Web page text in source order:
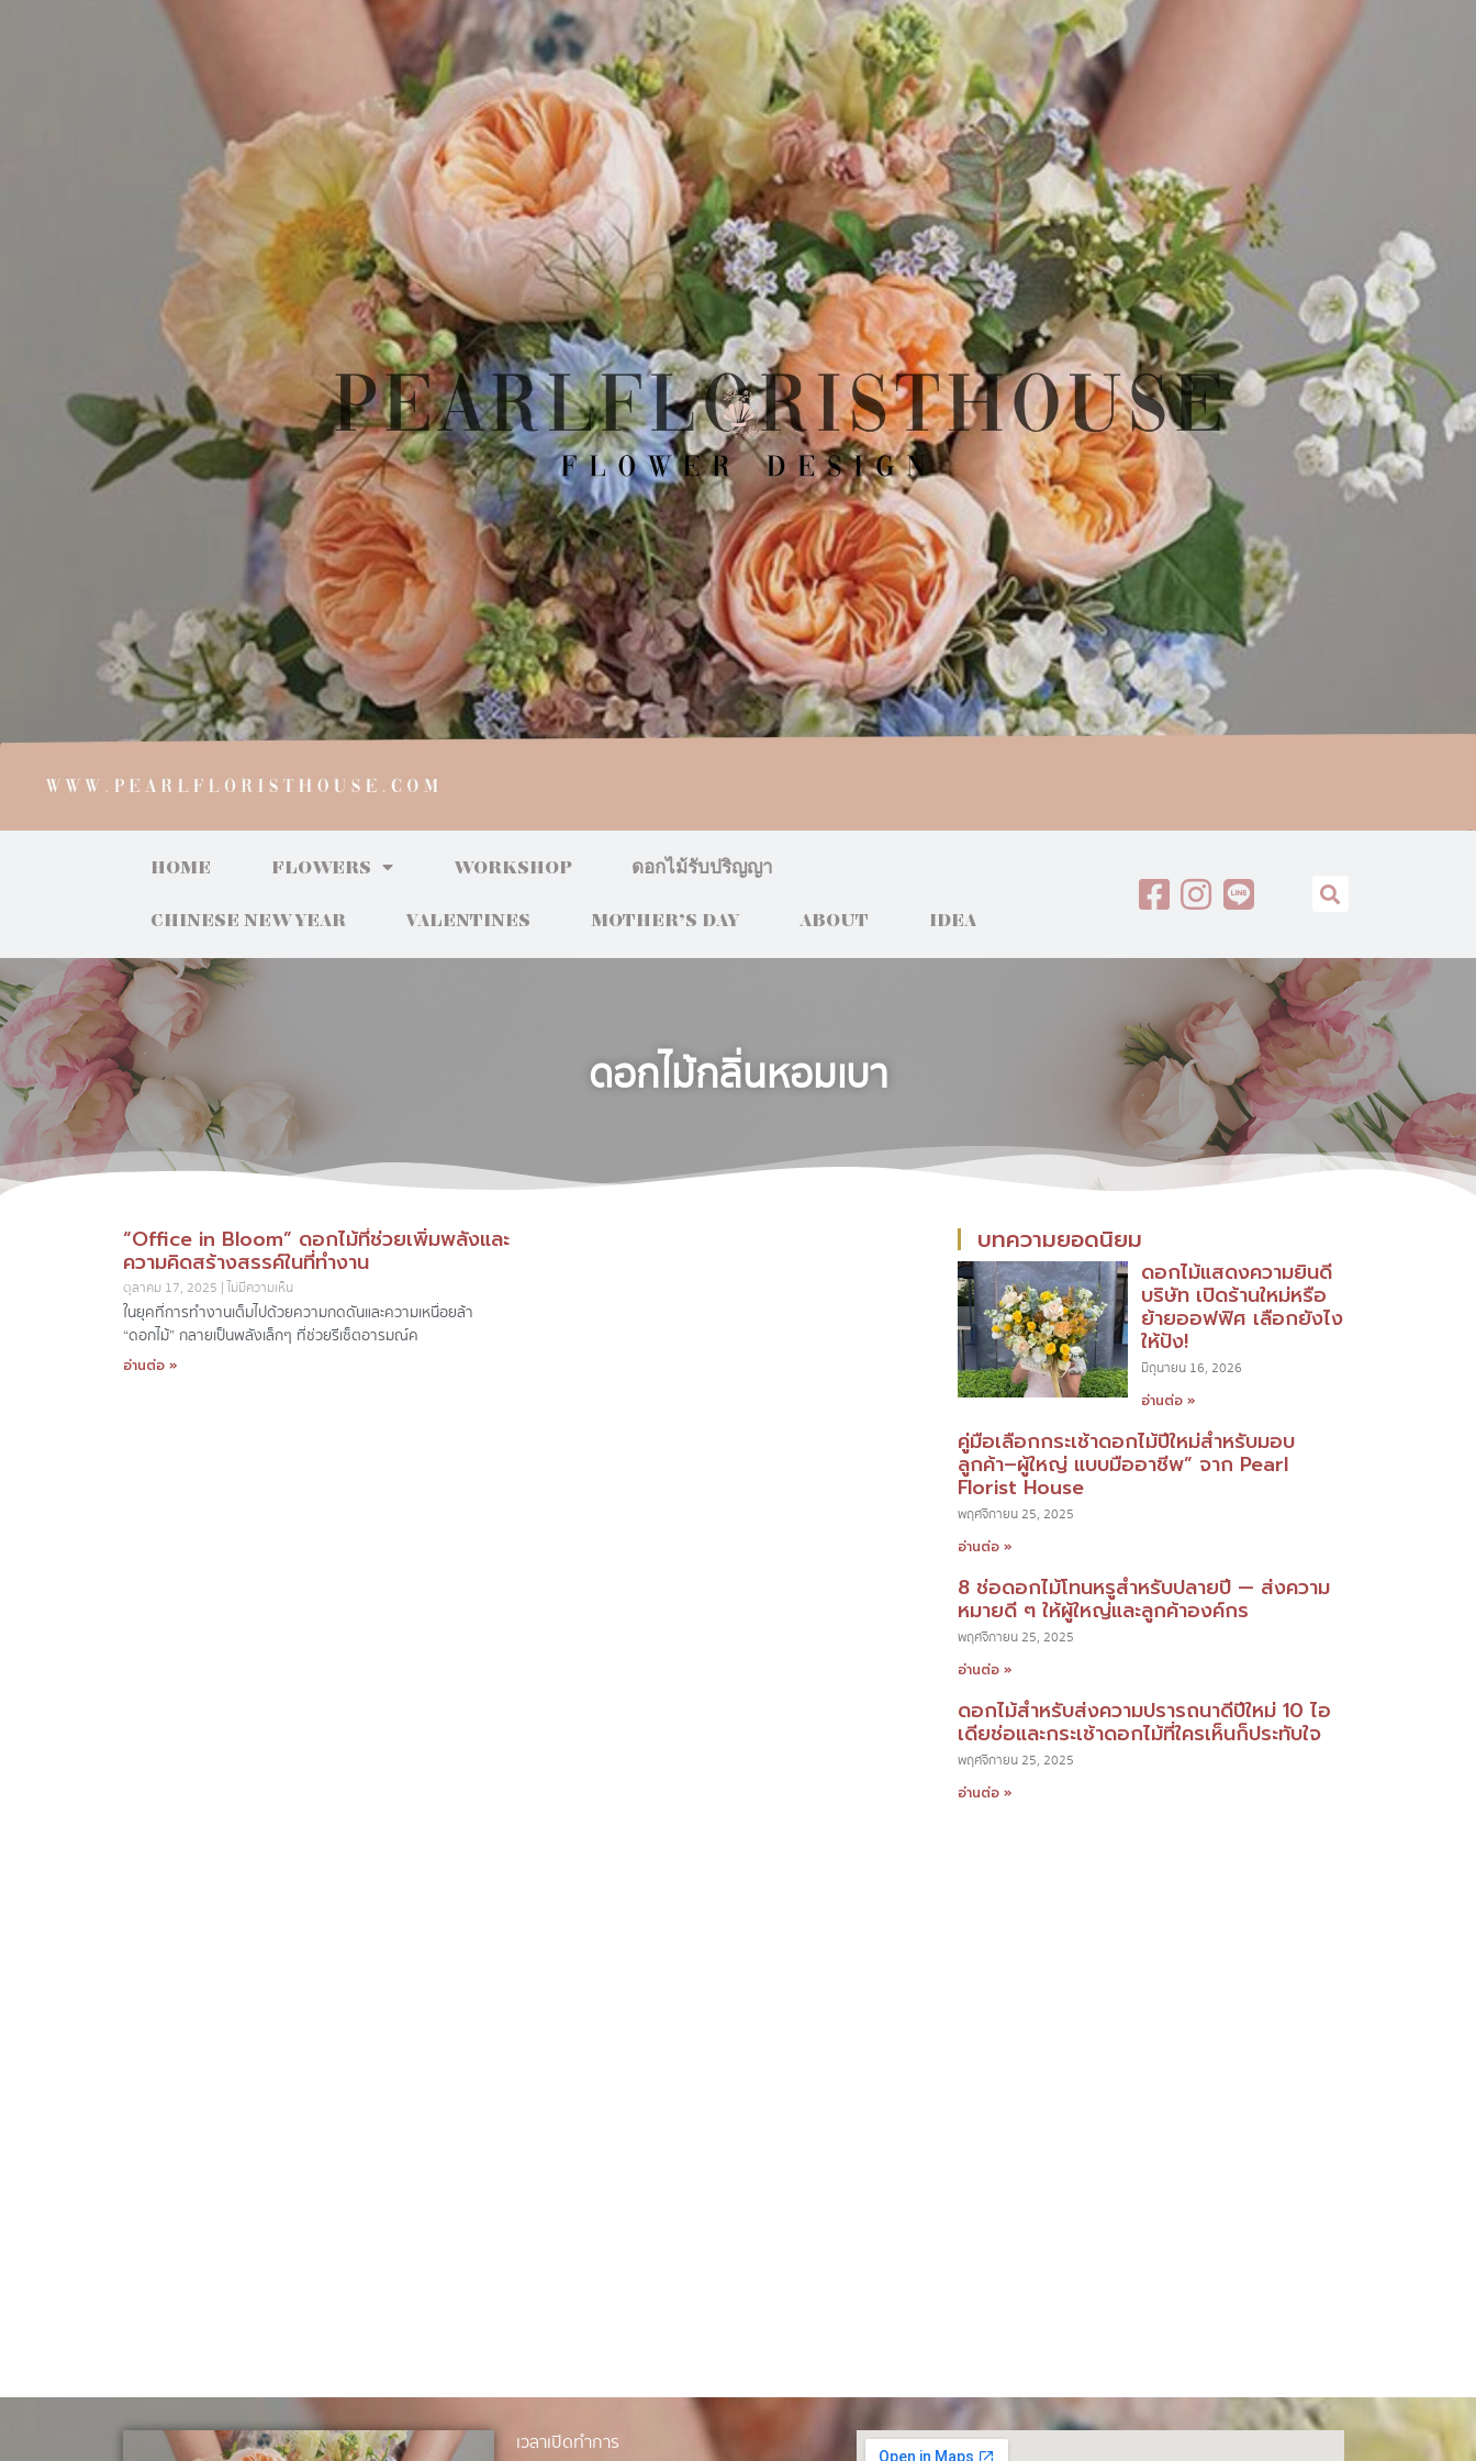
HOME FLOWERS WORKSHOP ดอกไม้รับปริญญา
CHINESE NEW YEAR VALENTINES MOTHER’S DAY ABOUT IDEA
ดอกไม้กลิ่นหอมเบา
“Office in Bloom” ดอกไม้ที่ช่วยเพิ่มพลังและ
ความคิดสร้างสรรค์ในที่ทำงาน
ตุลาคม 17, 2025 ไม่มีความเห็น
ในยุคที่การทำงานเต็มไปด้วยความกดดันและความเหนื่อยล้า
“ดอกไม้” กลายเป็นพลังเล็กๆ ที่ช่วยรีเซ็ตอารมณ์ค
อ่านต่อ »
บทความยอดนิยม
ดอกไม้แสดงความยินดี
บริษัท เปิดร้านใหม่หรือ
ย้ายออฟฟิศ เลือกยังไง
ให้ปัง!
มิถุนายน 16, 2026
อ่านต่อ »
คู่มือเลือกกระเช้าดอกไม้ปีใหม่สำหรับมอบ
ลูกค้า–ผู้ใหญ่ แบบมืออาชีพ” จาก Pearl
Florist House
พฤศจิกายน 25, 2025
อ่านต่อ »
8 ช่อดอกไม้โทนหรูสำหรับปลายปี — ส่งความ
หมายดี ๆ ให้ผู้ใหญ่และลูกค้าองค์กร
พฤศจิกายน 25, 2025
อ่านต่อ »
ดอกไม้สำหรับส่งความปรารถนาดีปีใหม่ 10 ไอ
เดียช่อและกระเช้าดอกไม้ที่ใครเห็นก็ประทับใจ
พฤศจิกายน 25, 2025
อ่านต่อ »
เวลาเปิดทำการ